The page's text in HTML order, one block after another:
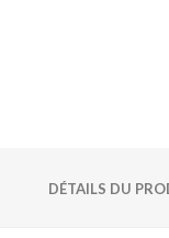
DÉTAILS DU